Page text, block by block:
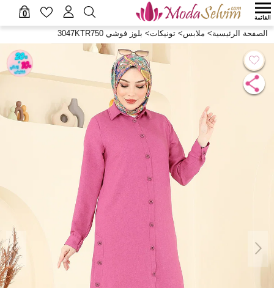
0 القائمة
الصفحة الرئيسية> ملابس> تونيكات> بلوز فوشي 3047KTR750